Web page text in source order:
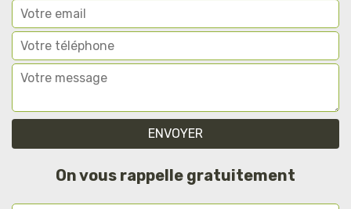
On vous rappelle gratuitement